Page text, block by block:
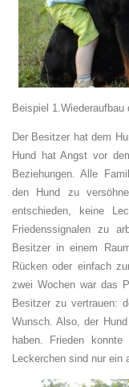
Beispiel 1.Wiederaufbau
Der Besitzer hat dem
Hund hat Angst vor
Beziehungen. Alle
den Hund zu
entschieden, keine
Friedenssignalen zu
Besitzer in einem
Rücken oder einfach
zwei Wochen war das
Besitzer zu vertrauen:
Wunsch. Also, der
haben. Frieden
Leckerchen sind nur ein